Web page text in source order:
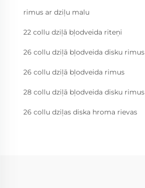
rimus ar dziļu malu
22 collu dziļā bļodveida riteņi
26 collu dziļā bļodveida disku rimus
26 collu dziļā bļodveida rimus
28 collu dziļā bļodveida disku rimus
26 collu dziļas diska hroma rievas